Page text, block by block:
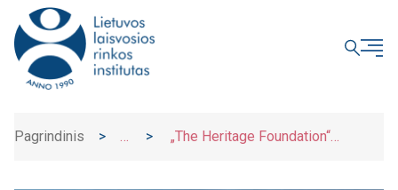
Pagrindinis
>
>
„The Heritage Foundation“
UŽDARYTI